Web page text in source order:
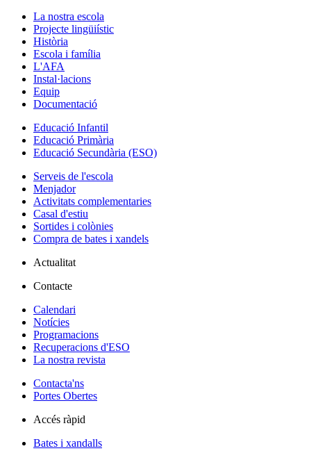
La nostra escola
Projecte lingüiístic
Història
Escola i família
L'AFA
Instal·lacions
Equip
Documentació
Educació Infantil
Educació Primària
Educació Secundària (ESO)
Serveis de l'escola
Menjador
Activitats complementaries
Casal d'estiu
Sortides i colònies
Compra de bates i xandels
Actualitat
Contacte
Calendari
Notícies
Programacions
Recuperacions d'ESO
La nostra revista
Contacta'ns
Portes Obertes
Accés ràpid
Bates i xandalls